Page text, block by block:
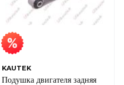
KAUTEK
Подушка двигателя задняя